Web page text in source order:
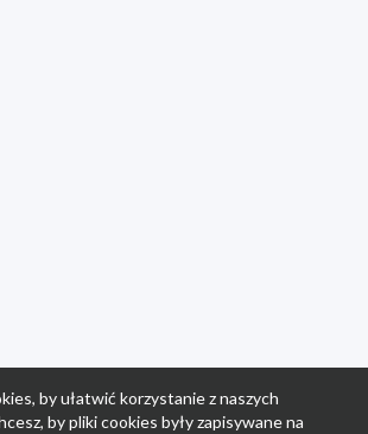
by ułatwić korzystanie z naszych
by pliki cookies były zapisywane na